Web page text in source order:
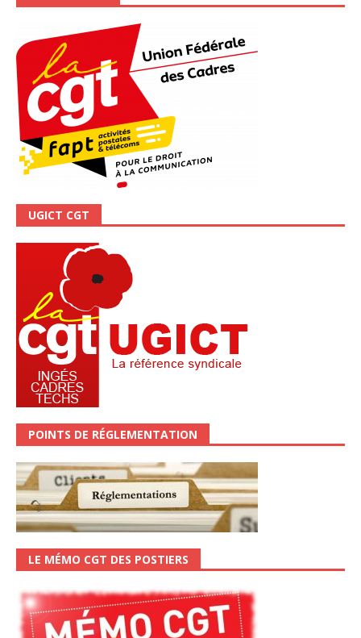
UGICT CGT
POINTS DE RÉGLEMENTATION
LE MÉMO CGT DES POSTIERS